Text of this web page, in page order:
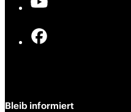
Bleib informiert